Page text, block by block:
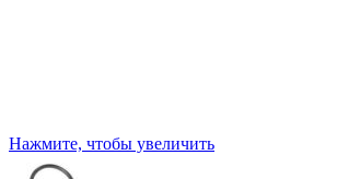
Нажмите, чтобы увеличить